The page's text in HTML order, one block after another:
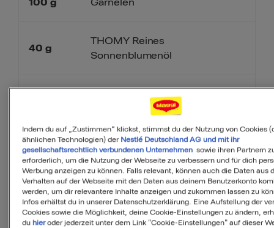
40 g
etwas
100 g
THOMY Reines
Sonnenblumenöl
Pfeffer
Karotten
Indem du auf „Zustimmen“ klickst, stimmst du der Nutzung von Cookies
ähnlichen Technologien) der Nestlé Deutschland AG und mit ihr
gesellschaftsrechtlich verbundenen Unternehmensowie ihren Partnern
erforderlich, um die Nutzung der Webseite zu verbessern und für dich
Werbung anzeigen zu können. Falls relevant, können auch die Daten aus
Verhalten auf der Webseite mit den Daten aus deinem Benutzerkonto
werden, um dir relevantere Inhalte anzeigen und zukommen lassen zu
Infos erhältst du in unserer Datenschutzerklärung. Eine Aufstellung der
Cookies sowie die Möglichkeit, deine Cookie-Einstellungen zu ändern,
du hieroder jederzeit unter dem Link "Cookie-Einstellungen" auf dieser